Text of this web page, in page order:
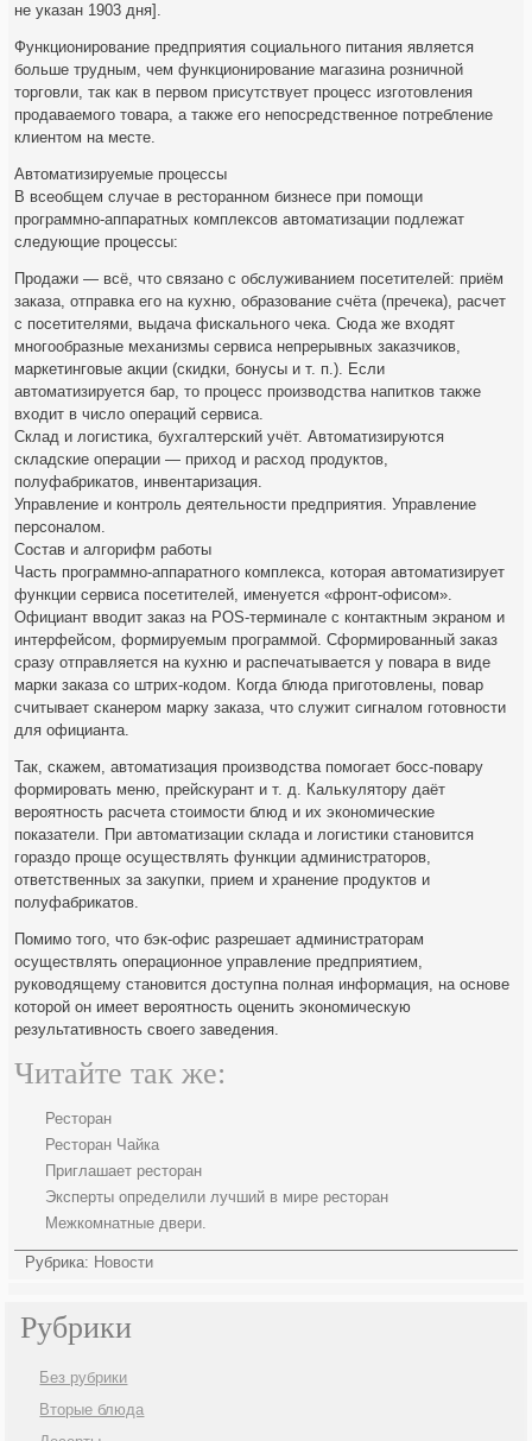
не указан 1903 дня].
Функционирование предприятия социального питания является
больше трудным, чем функционирование магазина розничной
торговли, так как в первом присутствует процесс изготовления
продаваемого товара, а также его непосредственное потребление
клиентом на месте.
Автоматизируемые процессы
В всеобщем случае в ресторанном бизнесе при помощи
программно-аппаратных комплексов автоматизации подлежат
следующие процессы:
Продажи — всё, что связано с обслуживанием посетителей: приём
заказа, отправка его на кухню, образование счёта (пречека), расчет
с посетителями, выдача фискального чека. Сюда же входят
многообразные механизмы сервиса непрерывных заказчиков,
маркетинговые акции (скидки, бонусы и т. п.). Если
автоматизируется бар, то процесс производства напитков также
входит в число операций сервиса.
Склад и логистика, бухгалтерский учёт. Автоматизируются
складские операции — приход и расход продуктов,
полуфабрикатов, инвентаризация.
Управление и контроль деятельности предприятия. Управление
персоналом.
Состав и алгорифм работы
Часть программно-аппаратного комплекса, которая автоматизирует
функции сервиса посетителей, именуется «фронт-офисом».
Официант вводит заказ на POS-терминале с контактным экраном и
интерфейсом, формируемым программой. Сформированный заказ
сразу отправляется на кухню и распечатывается у повара в виде
марки заказа со штрих-кодом. Когда блюда приготовлены, повар
считывает сканером марку заказа, что служит сигналом готовности
для официанта.
Так, скажем, автоматизация производства помогает босс-повару
формировать меню, прейскурант и т. д. Калькулятору даёт
вероятность расчета стоимости блюд и их экономические
показатели. При автоматизации склада и логистики становится
гораздо проще осуществлять функции администраторов,
ответственных за закупки, прием и хранение продуктов и
полуфабрикатов.
Помимо того, что бэк-офис разрешает администраторам
осуществлять операционное управление предприятием,
руководящему становится доступна полная информация, на основе
которой он имеет вероятность оценить экономическую
результативность своего заведения.
Читайте так же:
Ресторан
Ресторан Чайка
Приглашает ресторан
Эксперты определили лучший в мире ресторан
Межкомнатные двери.
Рубрика: Новости
Рубрики
Без рубрики
Вторые блюда